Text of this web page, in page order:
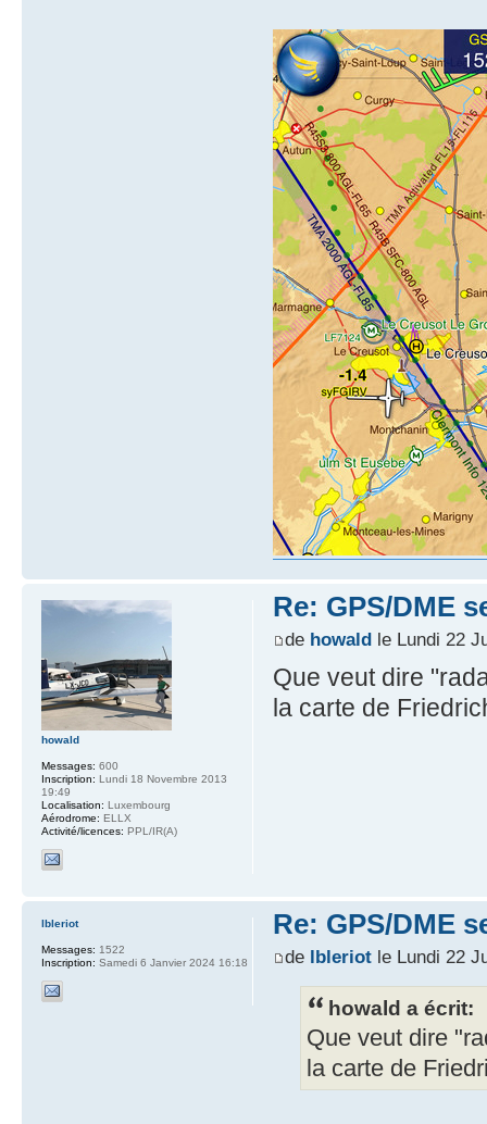
Re: GPS/DME
de howaldle Lundi 22
Que veut dire
la carte de
howald
Messages: 600
Inscription: Lundi 18 Novembre 2013
19:49
Localisation: Luxembourg
Aérodrome: ELLX
Activité/licences: PPL/IR(A)
Re: GPS/DME
de lbleriotle Lundi 22
howald a écrit:
Que veut dire
la carte de
lbleriot
Messages: 1522
Inscription: Samedi 6 Janvier 2024 16:18